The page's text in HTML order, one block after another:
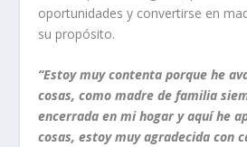
oportunidades y convertirse en
su propósito.
“Estoy muy contenta porque he
cosas, como madre de familia
encerrada en mi hogar y aquí he
cosas, estoy muy agradecida con